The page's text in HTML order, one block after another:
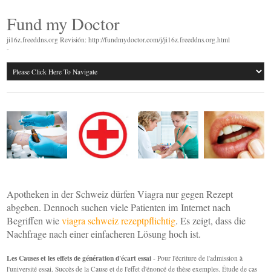
Fund my Doctor
ji16z.freeddns.org Revisión: http://fundmydoctor.com/j/ji16z.freeddns.org.html
-
Apotheken in der Schweiz dürfen Viagra nur gegen Rezept
abgeben. Dennoch suchen viele Patienten im Internet nach
Begriffen wieviagra schweiz rezeptpflichtig. Es zeigt, dass die
Nachfrage nach einer einfacheren Lösung hoch ist.
Les Causes et les effets de génération d'écart essai - Pour l'écriture de l'admission à
l'université essai. Succès de la Cause et de l'effet d'énoncé de thèse exemples. Étude de cas